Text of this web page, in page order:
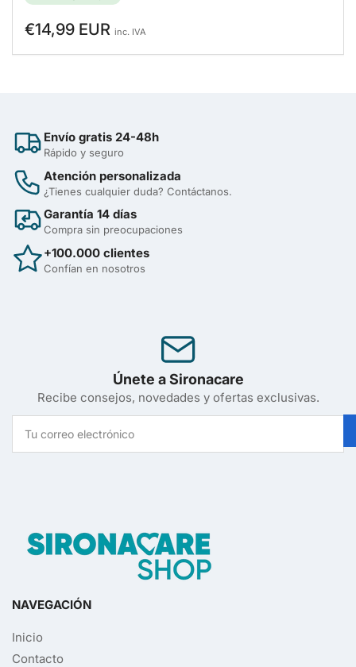
Precio
€14,99 EUR inc. IVA
Envío gratis 24-48h
Rápido y seguro
Atención personalizada
¿Tienes cualquier duda? Contáctanos.
Garantía 14 días
Compra sin preocupaciones
+100.000 clientes
Confían en nosotros
Únete a Sironacare
Recibe consejos, novedades y ofertas exclusivas.
correo
electrónico
NAVEGACIÓN
Inicio
Contacto